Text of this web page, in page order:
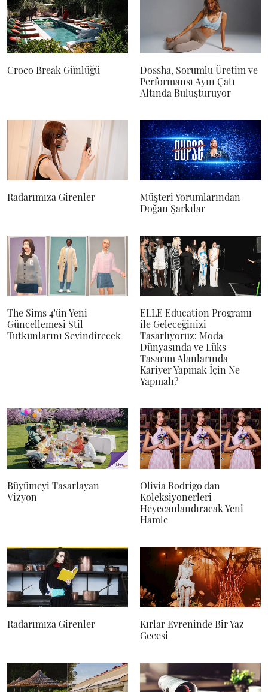
Croco Break Günlüğü
Dossha, Sorumlu Üretim ve
Performansı Aynı Çatı
Altında Buluşturuyor
Radarımıza Girenler
Müşteri Yorumlarından
Doğan Şarkılar
The Sims 4'ün Yeni
Güncellemesi Stil
Tutkunlarını Sevindirecek
ELLE Education Programı
ile Geleceğinizi
Tasarlıyoruz: Moda
Dünyasında ve Lüks
Tasarım Alanlarında
Kariyer Yapmak İçin Ne
Yapmalı?
Büyümeyi Tasarlayan
Vizyon
Olivia Rodrigo'dan
Koleksiyonerleri
Heyecanlandıracak Yeni
Hamle
Radarımıza Girenler
Kırlar Evreninde Bir Yaz
Gecesi